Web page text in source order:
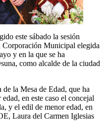
este sábado la sesión
Corporación Municipal elegida
y en la que se ha
como alcalde de la ciudad
la Mesa de Edad, que ha
en este caso el concejal
y el edil de menor edad, en
Laura del Carmen Iglesias